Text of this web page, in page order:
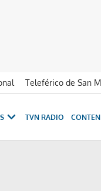
Teleférico de San
TVN RADIO